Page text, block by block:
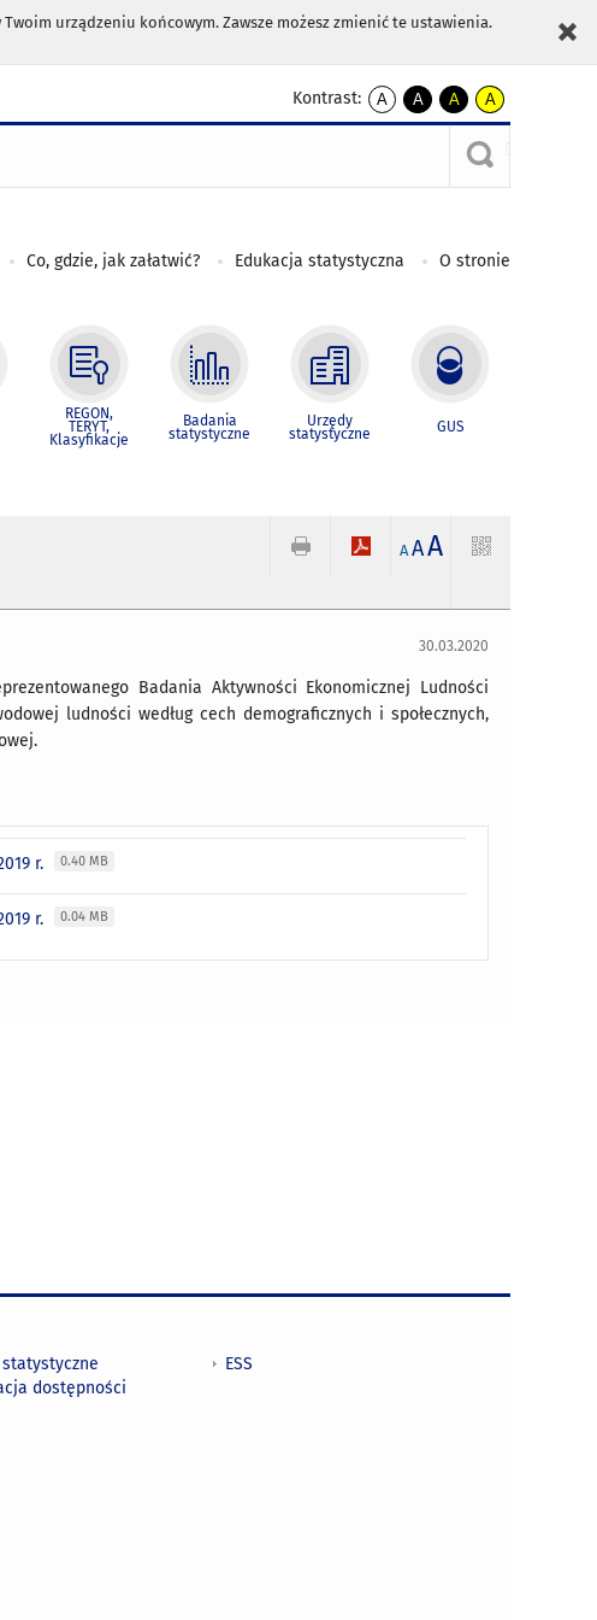
urządzeniu końcowym. Zawsze możesz zmienić te ustawienia.
Kontrast:
A
kontrast
A
kontrast
czarnym
A
kontrast
żółty
tekst
czarnym
A
kontrast
czarny
tekst
żółtym
Co, gdzie, jak załatwić? Edukacja statystyczna O stronie
REGON,
TERYT,
Klasyfikacje
Badania
statystyczne
Urzędy
statystyczne GUS
A AA
30.03.2020
Badania Aktywności Ekonomicznej Ludności
ludności według cech demograficznych i społecznych,
r. 0.40 MB
r. 0.04 MB
statystyczne
dostępności
ESS